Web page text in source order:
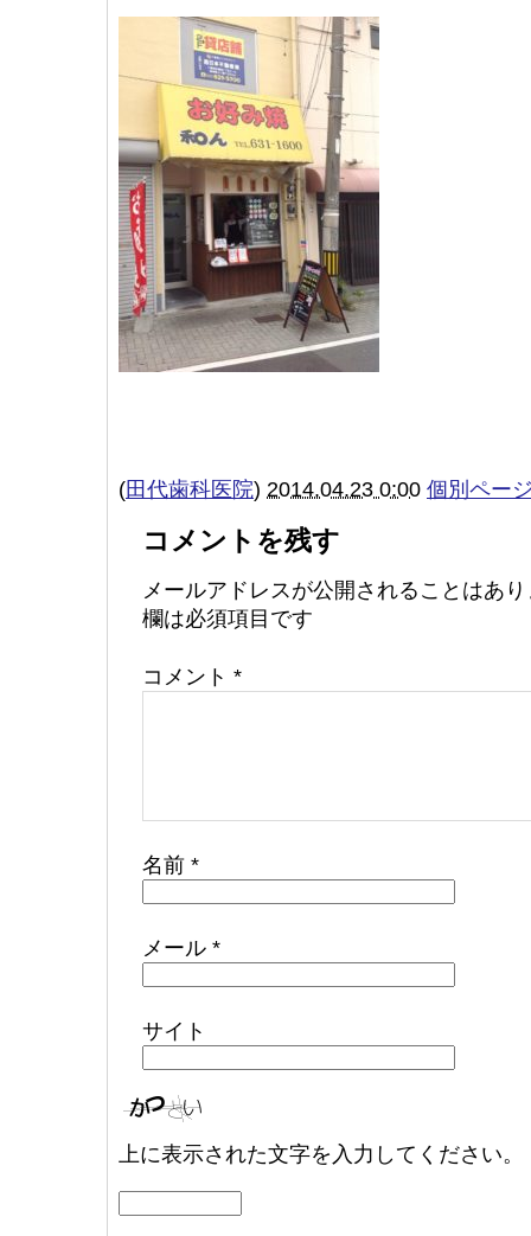
(田代歯科医院) 2014.04.23 0:00 個別ペー
コメントを残す
メールアドレスが公開されることはあ
欄は必須項目です
コメント *
名前 *
メール *
サイト
上に表示された文字を入力してください。